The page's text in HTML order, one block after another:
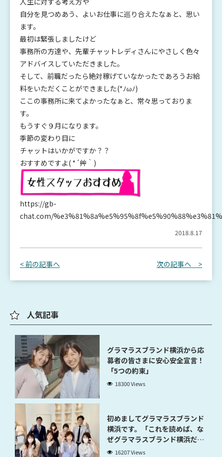
自分を見つめあう、よいお仕事に巡り合えたなぁと、思い
ます。
最初は緊張しましたけど
事務所の方達や、先輩チャットレディさんにやさしく色々
アドバイスしていただきました。
そして、 前職だったら絶対稼げていなかったであろうお給
料をいただくことができました(*ﾉωﾉ)
ここの事務所に来てよかったなぁと、常々思っておりま
す。
もうすぐ９月になります。
季節の変わり目に
チャットはいかがですか？？
おすすめですよ( *´艸｀)
https://gb-
chat.com/
2018.8.17
< 前の記事へ 次の記事へ >
人気記事
グラマラスブランド横浜から応
募者の皆さまに安心安全宣言！
「5つの約束」
18300 Views
初めましてグラマラスブランド
横浜です。「これを読めば、な
ぜグラマラスブランド横浜だと
稼げるのかが分かります」
16207 Views